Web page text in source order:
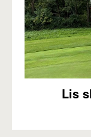
Lis